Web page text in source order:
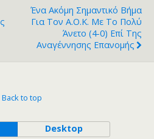
Ένα Ακόμη Σημαντικό Βήμα
Για Τον Α.Ο.Κ. Με Το Πολύ
Άνετο (4-0) Επί Της
Αναγέννησης Επανομής
Back to top
Desktop